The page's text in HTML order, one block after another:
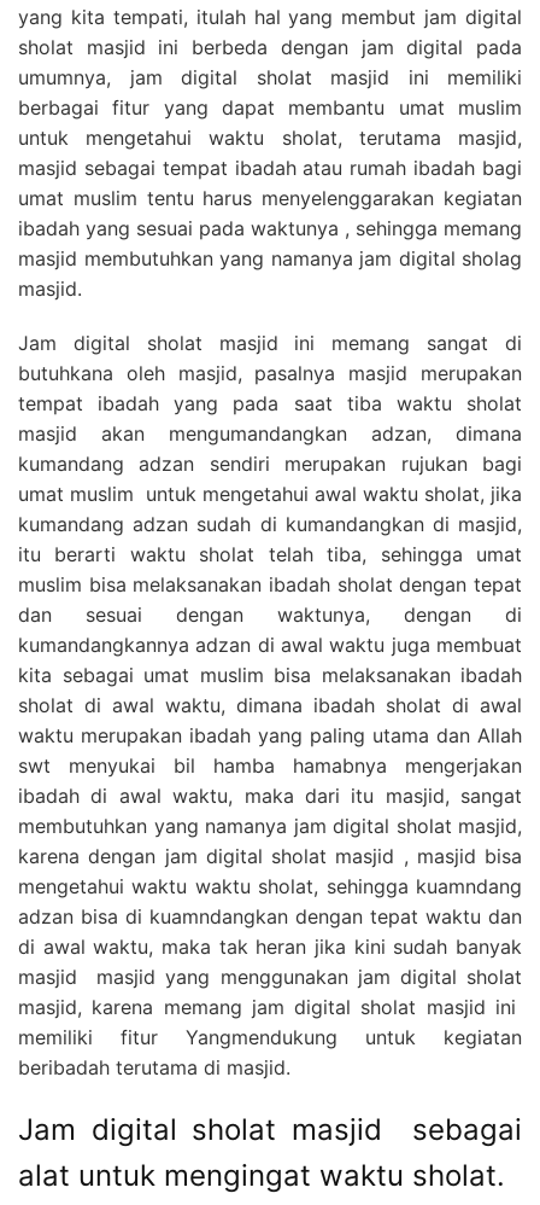
yang kita tempati, itulah hal yang membut jam digital
sholat masjid ini berbeda dengan jam digital pada
umumnya, jam digital sholat masjid ini memiliki
berbagai fitur yang dapat membantu umat muslim
untuk mengetahui waktu sholat, terutama masjid,
masjid sebagai tempat ibadah atau rumah ibadah bagi
umat muslim tentu harus menyelenggarakan kegiatan
ibadah yang sesuai pada waktunya , sehingga memang
masjid membutuhkan yang namanya jam digital sholag
masjid.
Jam digital sholat masjid ini memang sangat di
butuhkana oleh masjid, pasalnya masjid merupakan
tempat ibadah yang pada saat tiba waktu sholat
masjid akan mengumandangkan adzan, dimana
kumandang adzan sendiri merupakan rujukan bagi
umat muslim untuk mengetahui awal waktu sholat, jika
kumandang adzan sudah di kumandangkan di masjid,
itu berarti waktu sholat telah tiba, sehingga umat
muslim bisa melaksanakan ibadah sholat dengan tepat
dan sesuai dengan waktunya, dengan di
kumandangkannya adzan di awal waktu juga membuat
kita sebagai umat muslim bisa melaksanakan ibadah
sholat di awal waktu, dimana ibadah sholat di awal
waktu merupakan ibadah yang paling utama dan Allah
swt menyukai bil hamba hamabnya mengerjakan
ibadah di awal waktu, maka dari itu masjid, sangat
membutuhkan yang namanya jam digital sholat masjid,
karena dengan jam digital sholat masjid , masjid bisa
mengetahui waktu waktu sholat, sehingga kuamndang
adzan bisa di kuamndangkan dengan tepat waktu dan
di awal waktu, maka tak heran jika kini sudah banyak
masjid masjid yang menggunakan jam digital sholat
masjid, karena memang jam digital sholat masjid ini
memiliki fitur Yangmendukung untuk kegiatan
beribadah terutama di masjid.
Jam digital sholat masjid sebagai
alat untuk mengingat waktu sholat.